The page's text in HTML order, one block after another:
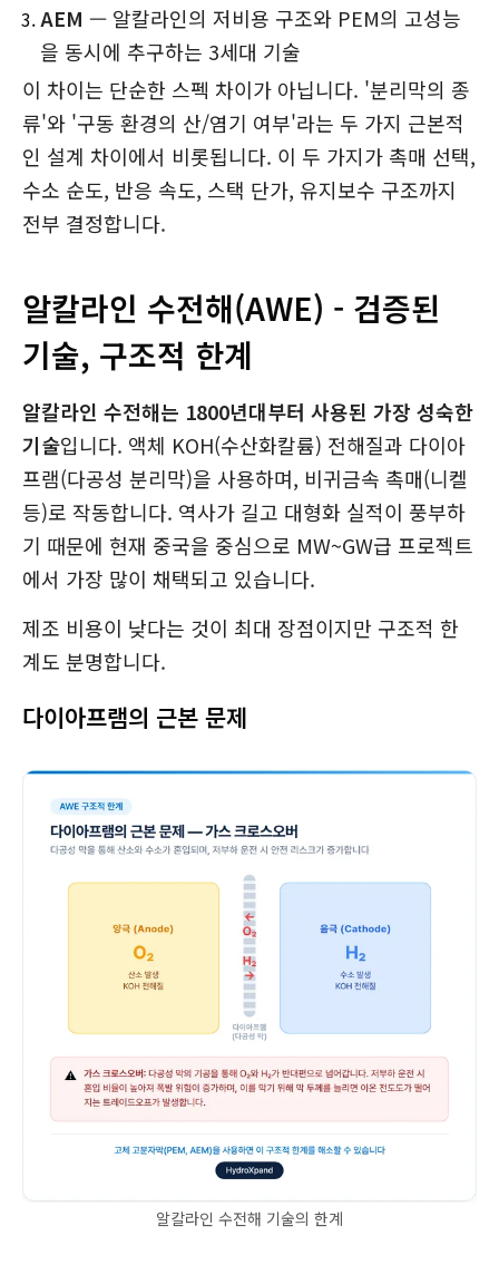
AEM — 알칼라인의 저비용 구조와 PEM의 고성능
을 동시에 추구하는 3세대 기술
이 차이는 단순한 스펙 차이가 아닙니다. '분리막의 종
류'와 '구동 환경의 산/염기 여부'라는 두 가지 근본적
인 설계 차이에서 비롯됩니다. 이 두 가지가 촉매 선택,
수소 순도, 반응 속도, 스택 단가, 유지보수 구조까지
전부 결정합니다.
알칼라인 수전해(AWE) - 검증된
기술, 구조적 한계
알칼라인 수전해는 1800년대부터 사용된 가장 성숙한
기술입니다. 액체 KOH(수산화칼륨) 전해질과 다이아
프램(다공성 분리막)을 사용하며, 비귀금속 촉매(니켈
등)로 작동합니다. 역사가 길고 대형화 실적이 풍부하
기 때문에 현재 중국을 중심으로 MW~GW급 프로젝트
에서 가장 많이 채택되고 있습니다.
제조 비용이 낮다는 것이 최대 장점이지만 구조적 한
계도 분명합니다.
다이아프램의 근본 문제
알칼라인 수전해 기술의 한계